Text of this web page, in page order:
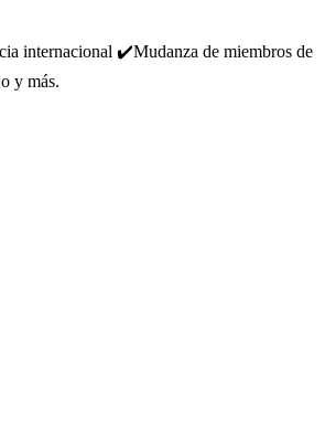
internacional ✔️Mudanza de miembros de
y más.